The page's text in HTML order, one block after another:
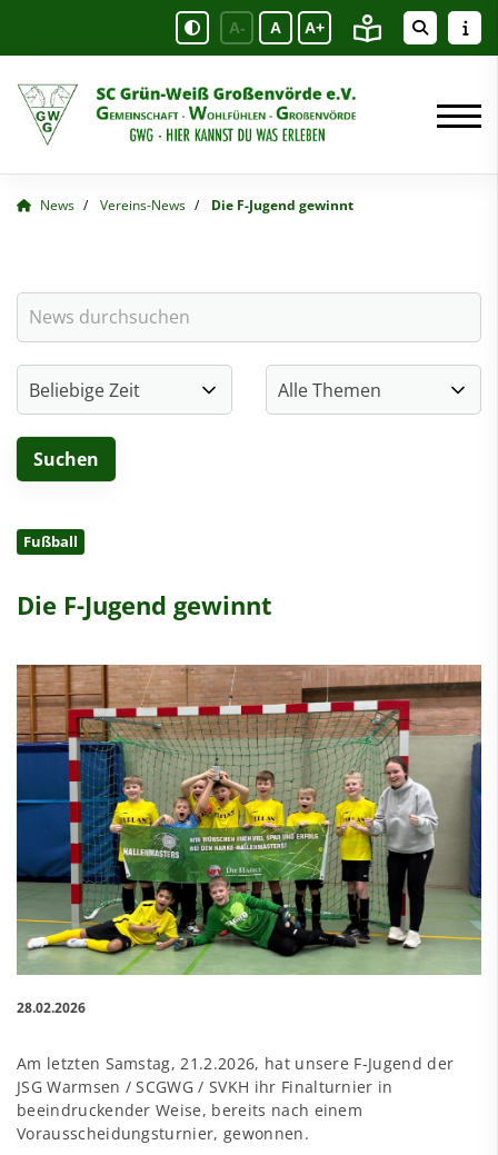
A- A A+
News Vereins-News Die F-Jugend gewinnt
Fußball
Die F-Jugend gewinnt
28.02.2026
Am letzten Samstag, 21.2.2026, hat unsere F-Jugend der
JSG Warmsen / SCGWG / SVKH ihr Finalturnier in
beeindruckender Weise, bereits nach einem
Vorausscheidungsturnier, gewonnen.